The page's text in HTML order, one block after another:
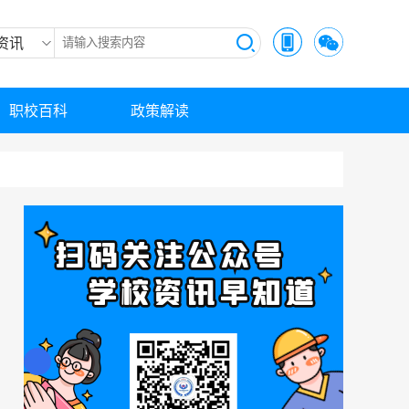
讯
职校百科 政策解读